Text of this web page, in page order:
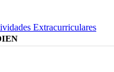
Extracurriculares